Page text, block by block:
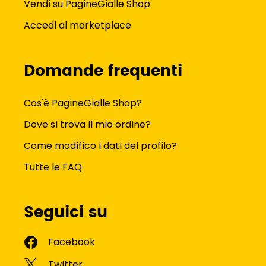
Vendi su PagineGialle Shop
Accedi al marketplace
Domande frequenti
Cos'è PagineGialle Shop?
Dove si trova il mio ordine?
Come modifico i dati del profilo?
Tutte le FAQ
Seguici su